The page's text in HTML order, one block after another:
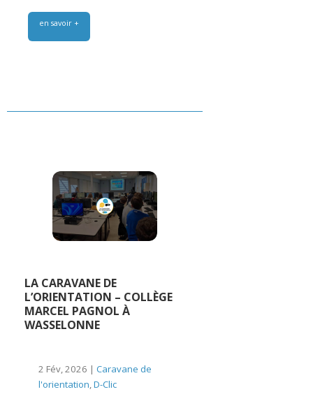
en savoir +
LA CARAVANE DE
L’ORIENTATION – COLLÈGE
MARCEL PAGNOL À
WASSELONNE
2 Fév, 2026 | Caravane de
l'orientation,D-Clic